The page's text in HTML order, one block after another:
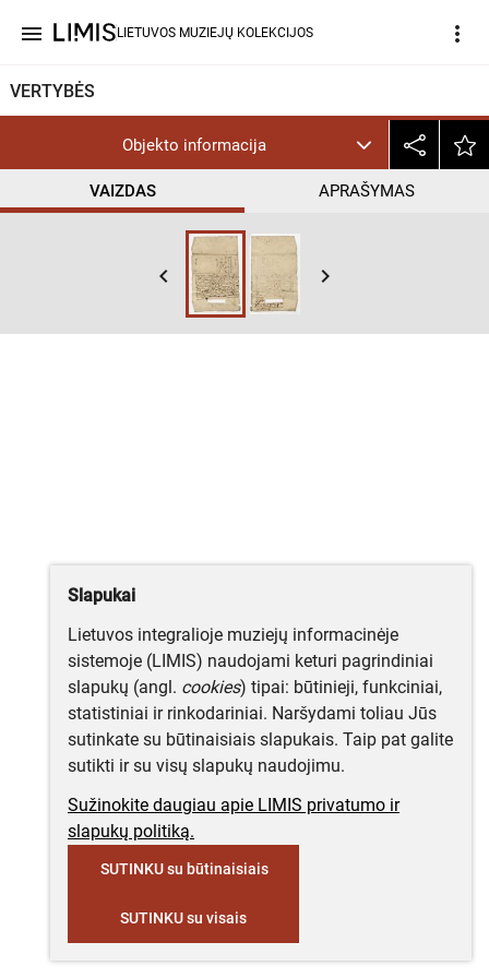
menu LIETUVOS MUZIEJŲ KOLEKCIJOS more_vert
VERTYBĖS
Objekto informacija
VAIZDAS APRAŠYMAS
keyboard_arrow_left keyboard_arrow_right
Slapukai
Lietuvos integralioje muziejų informacinėje
sistemoje (LIMIS) naudojami keturi pagrindiniai
slapukų (angl. cookies) tipai: būtinieji, funkciniai,
statistiniai ir rinkodariniai. Naršydami toliau Jūs
sutinkate su būtinaisiais slapukais. Taip pat galite
sutikti ir su visų slapukų naudojimu.
Sužinokite daugiau apie LIMIS privatumo ir
slapukų politiką.
SUTINKU su būtinaisiais
SUTINKU su visais